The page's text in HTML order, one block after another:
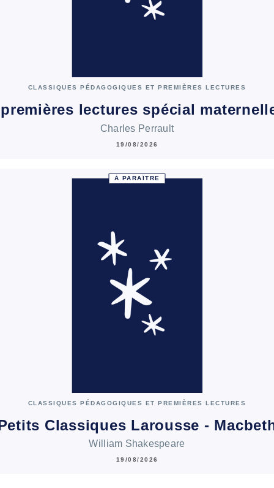
CLASSIQUES PÉDAGOGIQUES ET PREMIÈRES LECTURES
lectures spécial
Charles Perrault
19/08/2026
À PARAÎTRE
CLASSIQUES PÉDAGOGIQUES ET PREMIÈRES LECTURES
Classiques Larousse -
William Shakespeare
19/08/2026